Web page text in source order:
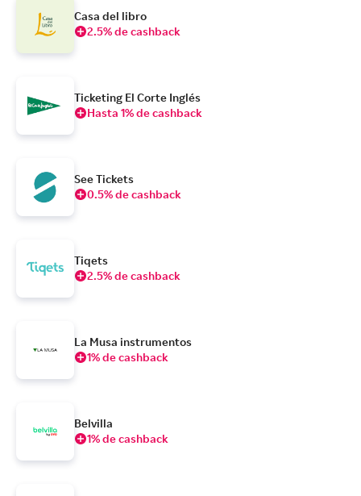
Casa del libro
2.5% de cashback
Ticketing El Corte Inglés
Hasta 1% de cashback
See Tickets
0.5% de cashback
Tiqets
2.5% de cashback
La Musa instrumentos
1% de cashback
Belvilla
1% de cashback